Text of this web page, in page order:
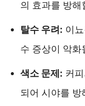
의 효과를 방
탈수 우려: 이
수 증상이 악화
색소 문제: 커
되어 시야를